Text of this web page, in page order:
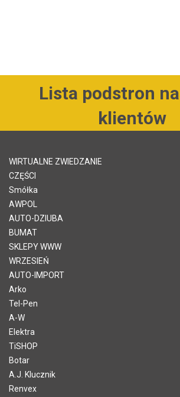
Lista podstron
klientów
WIRTUALNE ZWIEDZANIE
CZĘŚCI
Smółka
AWPOL
AUTO-DZIUBA
BUMAT
SKLEPY WWW
WRZESIEŃ
AUTO-IMPORT
Arko
Tel-Pen
A-W
Elektra
TiSHOP
Botar
A.J. Klucznik
Renvex